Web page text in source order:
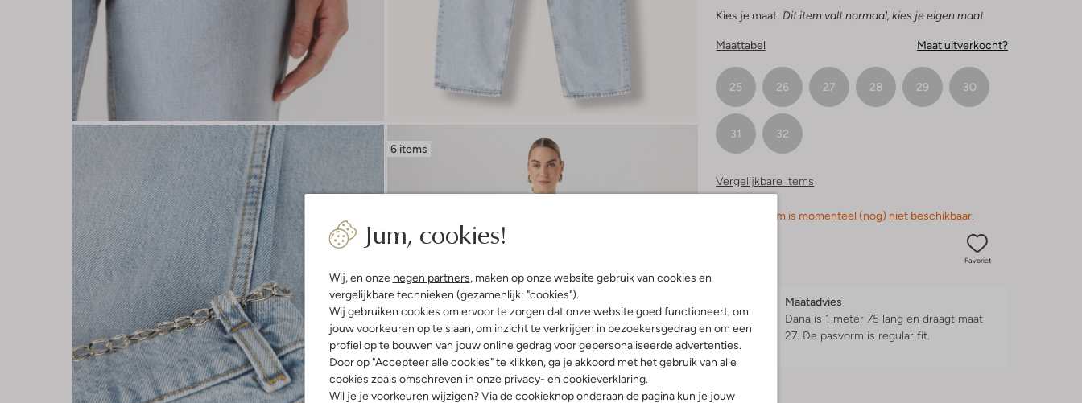
Jum, cookies!
Wij, en onze negen partners, maken op onze website gebruik van cookies en
vergelijkbare technieken (gezamenlijk: "cookies").
Wij gebruiken cookies om ervoor te zorgen dat onze website goed functioneert, om
jouw voorkeuren op te slaan, om inzicht te verkrijgen in bezoekersgedrag en om een
profiel op te bouwen van jouw online gedrag voor gepersonaliseerde advertenties.
Door op "Accepteer alle cookies" te klikken, ga je akkoord met het gebruik van alle
cookies zoals omschreven in onze privacy- en cookieverklaring.
Wil je je voorkeuren wijzigen? Via de cookieknop onderaan de pagina kun je jouw
6 items
Kies je maat: Dit item valt normaal, kies je eigen maat
Maattabel Maat uitverkocht?
25 26 27 28 29 30
31 32
Vergelijkbare items
Sorry, dit item is momenteel (nog) niet beschikbaar.
Favoriet
Maatadvies
Dana is 1 meter 75 lang en draagt maat
27. De pasvorm is regular fit.